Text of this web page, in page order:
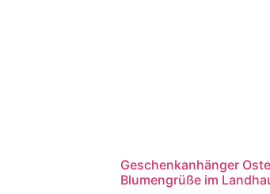
Geschenkanhänger
Blumengrüße im